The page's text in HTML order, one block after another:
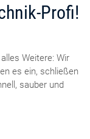
Profi!
Weitere: Wir
es ein, schließen
sauber und